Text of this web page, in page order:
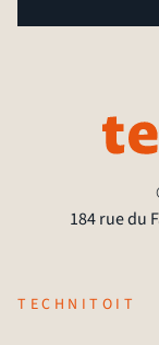
184 rue du
TECHNITOIT